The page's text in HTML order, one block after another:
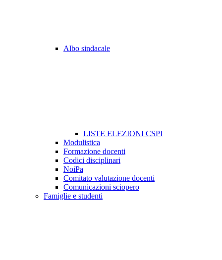
Albo sindacale
LISTE ELEZIONI CSPI
Modulistica
Formazione docenti
Codici disciplinari
NoiPa
Comitato valutazione docenti
Comunicazioni sciopero
Famiglie e studenti